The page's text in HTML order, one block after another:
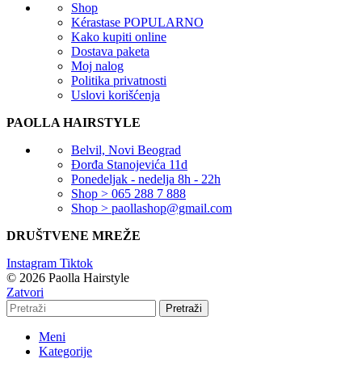
Shop
Kérastase POPULARNO
Kako kupiti online
Dostava paketa
Moj nalog
Politika privatnosti
Uslovi korišćenja
PAOLLA HAIRSTYLE
Belvil, Novi Beograd
Đorđa Stanojevića 11d
Ponedeljak - nedelja 8h - 22h
Shop > 065 288 7 888
Shop > paollashop@gmail.com
DRUŠTVENE MREŽE
Instagram Tiktok
© 2026 Paolla Hairstyle
Zatvori
Pretraži
Meni
Kategorije